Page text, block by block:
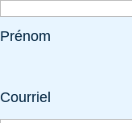
Prénom
Courriel